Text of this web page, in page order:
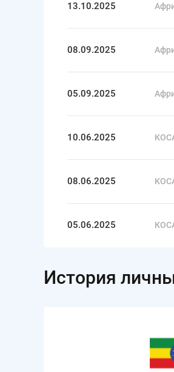
13.10.2025
08.09.2025
05.09.2025
10.06.2025
08.06.2025
05.06.2025
История